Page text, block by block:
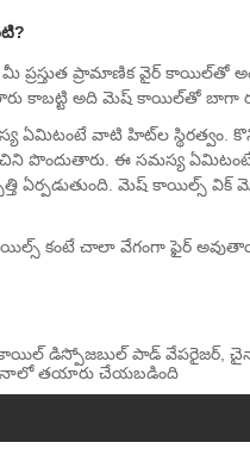
మీ ప్రస్తుత ప్రామాణిక వైర్
కాబట్టి అది మెష్ కాయిల్‌తో బాగా
ఏమిటంటే వాటి హిట్‌ల స్థిరత్వం.
పొందుతారు. ఈ సమస్య
ఏర్పడుతుంది. మెష్ కాయిల్స్
కంటే చాలా వేగంగా ఫైర్
డిస్పోజబుల్ పాడ్ వేపరైజర్,
తయారు చేయబడింది